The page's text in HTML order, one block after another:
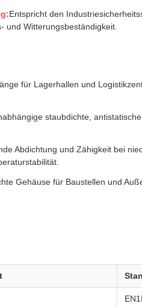
Entspricht den
und Witterungsbeständigkeit.
für Lagerhallen und
staubdichte,
Abdichtung und Zähigkeit bei
Gehäuse für Baustellen und